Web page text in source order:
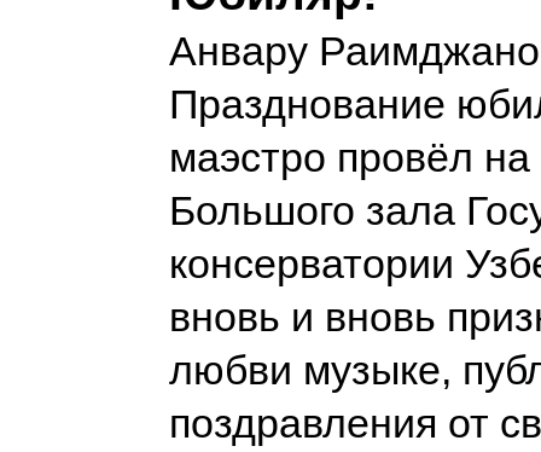
Анвару
Празднование
маэстро провёл
Большого зала
консерватории
вновь и вновь
любви музыке,
поздравления от